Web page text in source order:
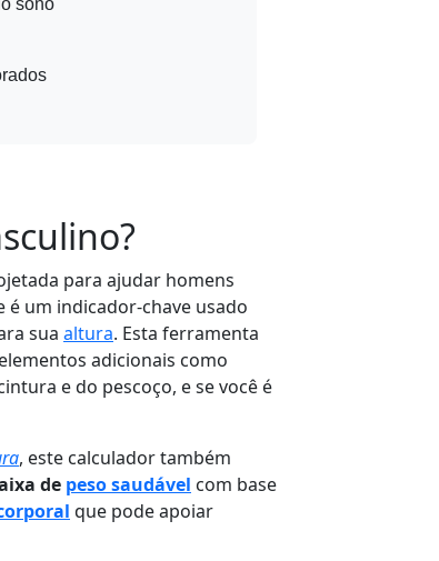
sono
para ajudar homens
é um indicador-chave usado
sua altura. Esta ferramenta
adicionais como
e do pescoço, e se você é
, este calculador também
de peso saudável com base
que pode apoiar